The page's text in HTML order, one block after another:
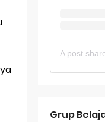
Grup